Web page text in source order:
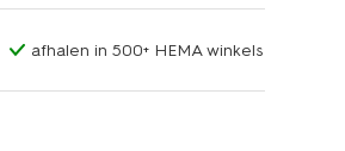
afhalen in 500+ HEMA winkels